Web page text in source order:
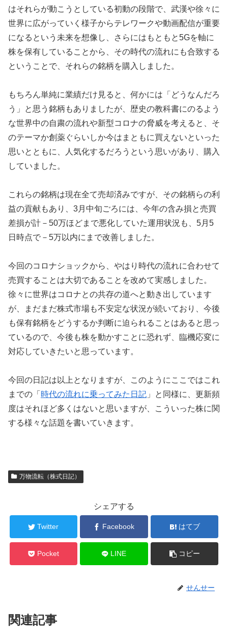
はそれらが動こうとしている初動の段階で、武漢や徐々に
世界に広がっていく様子からテレワークや動画配信が重要
になるという未来を想像し、さらにはもともと5Gを軸に
株を保有していることから、その時代の流れにも合致する
ということで、それらの銘柄を購入しました。
もちろん単純に業績だけ見ると、何かには「どうなんだろ
う」と思う銘柄もありましたが、歴史の教科書にのるよう
な世界中の自粛の流れや新型コロナの脅威を考えると、そ
のテーマか創薬ぐらいしか今はまともに買えないといった
思いとともに、人気化するだろうという思いがあり、購入
していました。
これらの銘柄は現在全て売却済みですが、その銘柄らの利
益の貢献もあり、3月中旬ごろには、今年の含み損と売買
差損が計－50万ほどまで悪化していた運用状況も、5月5
日時点で－5万以内にまで改善しました。
今回のコロナショックから、やはり時代の流れに合わせて
売買することは大切であることを改めて実感しました。
徐々に世界はコロナとの共存の道へと動き出しています
が、まだまだ株式市場も不安定な状況が続いており、今後
も保有銘柄をどうするか判断に迫られることはあると思っ
ているので、今後も株を動かすことに恐れず、臨機応変に
対応していきたいと思っています。
今回の日記は以上となりますが、このようにここではこれ
までの「 時代の流れに乗ってみた日記 」と同様に、更新頻
度はそれほど多くはないと思いますが、こういった株に関
する様々な話題を書いていきます。
万物流転（株式日記）
シェアする
Twitter Facebook はてブ
Pocket LINE コピー
せんせー
関連記事